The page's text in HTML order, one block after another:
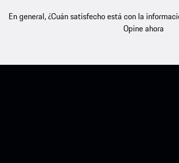
En general, ¿Cuán satisfecho está con la
Opine ahora